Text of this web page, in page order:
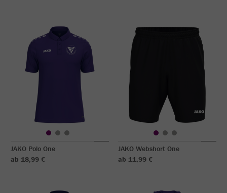
JAKO Polo One
ab 18,99 €
JAKO Webshort One
ab 11,99 €